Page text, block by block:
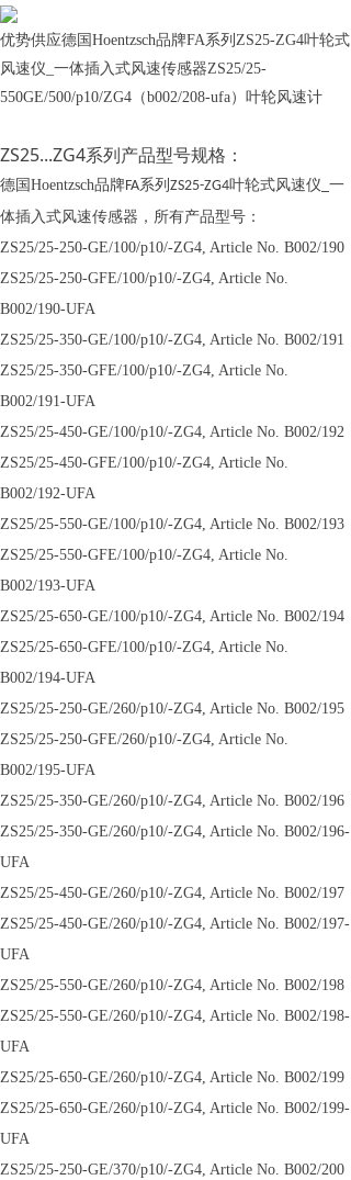
优势供应德国Hoentzsch品牌FA系列ZS25-ZG4叶轮式
风速仪_一体插入式风速传感器ZS25/25-
550GE/500/p10/ZG4（b002/208-ufa）叶轮风速计
ZS25...ZG4系列产品型号规格：
德国 Hoentzsch品牌FA系列 ZS25-ZG4叶轮式风速仪 一
体插入式风速传感器 ， 所有产品型号：
ZS25/25-250-GE/100/p10/-ZG4, Article No. B002/190
ZS25/25-250-GFE/100/p10/-ZG4, Article No.
B002/190-UFA
ZS25/25-350-GE/100/p10/-ZG4, Article No. B002/191
ZS25/25-350-GFE/100/p10/-ZG4, Article No.
B002/191-UFA
ZS25/25-450-GE/100/p10/-ZG4, Article No. B002/192
ZS25/25-450-GFE/100/p10/-ZG4, Article No.
B002/192-UFA
ZS25/25-550-GE/100/p10/-ZG4, Article No. B002/193
ZS25/25-550-GFE/100/p10/-ZG4, Article No.
B002/193-UFA
ZS25/25-650-GE/100/p10/-ZG4, Article No. B002/194
ZS25/25-650-GFE/100/p10/-ZG4, Article No.
B002/194-UFA
ZS25/25-250-GE/260/p10/-ZG4, Article No. B002/195
ZS25/25-250-GFE/260/p10/-ZG4, Article No.
B002/195-UFA
ZS25/25-350-GE/260/p10/-ZG4, Article No. B002/196
ZS25/25-350-GE/260/p10/-ZG4, Article No. B002/196-
UFA
ZS25/25-450-GE/260/p10/-ZG4, Article No. B002/197
ZS25/25-450-GE/260/p10/-ZG4, Article No. B002/197-
UFA
ZS25/25-550-GE/260/p10/-ZG4, Article No. B002/198
ZS25/25-550-GE/260/p10/-ZG4, Article No. B002/198-
UFA
ZS25/25-650-GE/260/p10/-ZG4, Article No. B002/199
ZS25/25-650-GE/260/p10/-ZG4, Article No. B002/199-
UFA
ZS25/25-250-GE/370/p10/-ZG4, Article No. B002/200